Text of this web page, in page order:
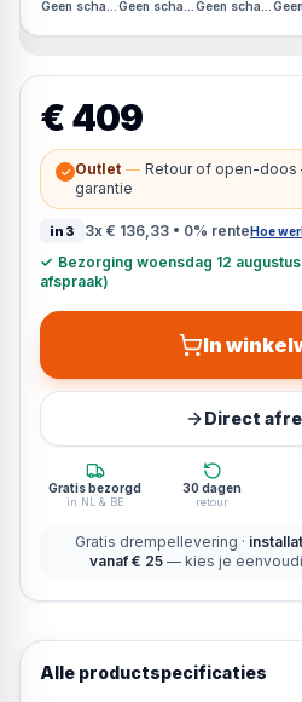
Geen schade, originele doos mist
Geen schade, originele doos
Geen schade,
€ 409
✓ Outlet — Retour of open-doos
garantie
in3 3x € 136,33• 0% renteHoe
✓ Bezorging woensdag 12
afspraak)
In
Direct
Gratis bezorgd
in NL & BE
30 dagen
retour
Gratis drempellevering ·
vanaf € 25 — kies je
Alle productspecificaties